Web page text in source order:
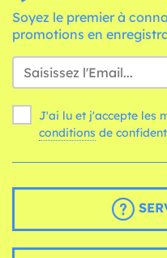
Soyez le premier à
promotions en
J'ai lu et j'accepte les
conditions de